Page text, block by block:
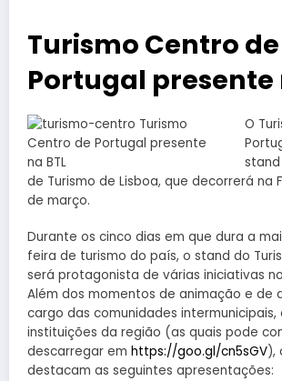
Turismo Centro de
Portugal presente
O
stand
de Turismo de Lisboa, que decorrerá na
de março.
Durante os cinco dias em que dura a
feira de turismo do país, o stand do
será protagonista de várias iniciativas no
Além dos momentos de animação e de
cargo das comunidades intermunicipais,
instituições da região (as quais pode
descarregar em https://goo.gl/cn5sGV),
destacam as seguintes apresentações: